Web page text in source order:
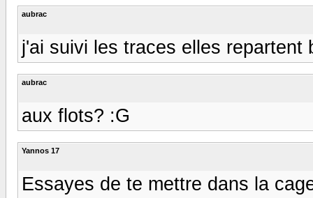
aubrac
j'ai suivi les traces elles repartent
aubrac
aux flots? :G
Yannos 17
Essayes de te mettre dans la